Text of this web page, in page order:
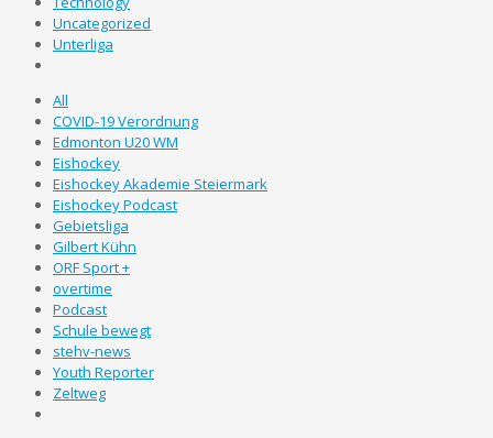
Uncategorized
Unterliga
All
COVID-19 Verordnung
Edmonton U20 WM
Eishockey
Eishockey Akademie Steiermark
Eishockey Podcast
Gebietsliga
Gilbert Kühn
ORF Sport +
overtime
Podcast
Schule bewegt
stehv-news
Youth Reporter
Zeltweg